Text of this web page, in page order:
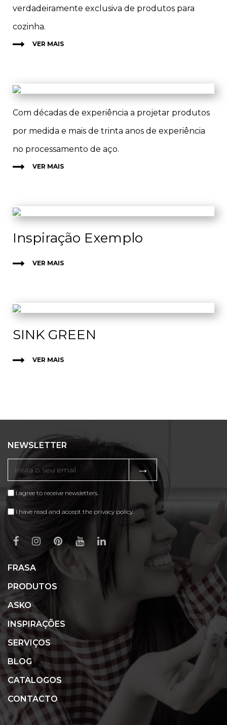
verdadeiramente exclusiva de produtos para
cozinha.
VER MAIS
Com décadas de experiência a projetar produtos
por medida e mais de trinta anos de experiência
no processamento de aço.
VER MAIS
Inspiração Exemplo
VER MAIS
SINK GREEN
VER MAIS
NEWSLETTER
→
I agree to receive newsletters.
I have read and accept the privacy policy.
FRASA
PRODUTOS
ASKO
INSPIRAÇÕES
SERVIÇOS
BLOG
CATALOGOS
CONTACTO